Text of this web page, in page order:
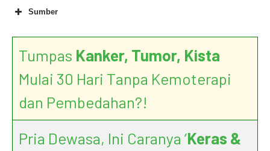
Sumber
Benarkah Kenikir Efektif Bunuh
Tumpas Kanker, Tumor, Kista
Mulai 30 Hari Tanpa Kemoterapi
dan Pembedahan?!
Pria Dewasa, Ini Caranya ‘Keras &